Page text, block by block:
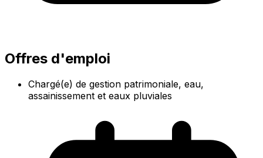
Offres d'emploi
Chargé(e) de gestion patrimoniale, eau,
assainissement et eaux pluviales